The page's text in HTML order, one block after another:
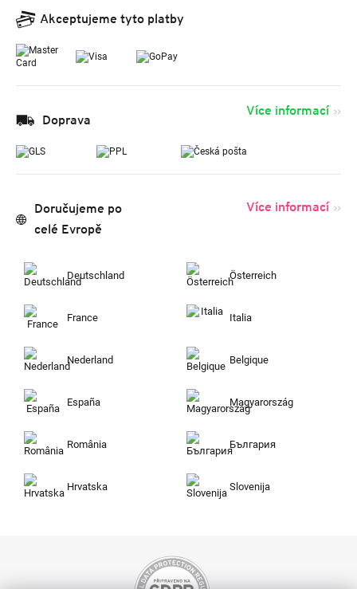
Akceptujeme tyto platby
Doprava
Více informací
Doručujeme po
celé Evropě
Více informací
Deutschland Österreich
France Italia
Nederland Belgique
España Magyarország
România България
Hrvatska Slovenija